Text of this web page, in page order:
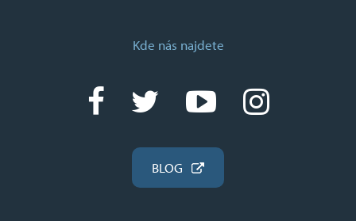
Kde nás najdete
BLOG